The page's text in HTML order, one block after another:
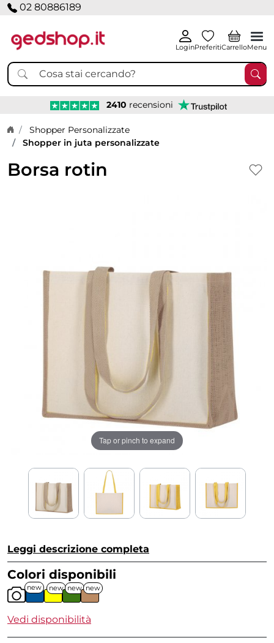
02 80886189
LoginPreferitiCarrelloMenu
2410 recensioni
Home page
Shopper Personalizzate
Shopper in juta personalizzate
Borsa rotin
Tap or pinch to expand
Leggi descrizione completa
Colori disponibili
new new new new
Vedi disponibilità